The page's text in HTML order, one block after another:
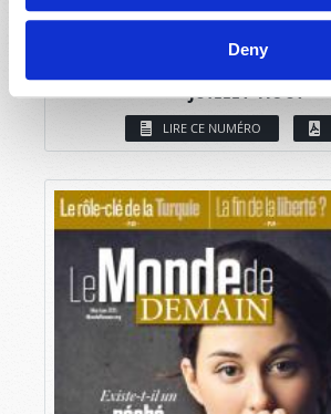
Deny
JUILLET-AOÛT
LIRE CE NUMÉRO